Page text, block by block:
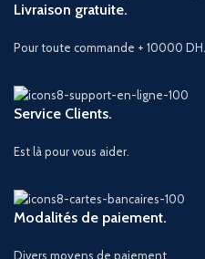
Livraison gratuite.
Pour toute commande + 10000 DH.
Service Clients.
Est là pour vous aider.
Modalités de paiement.
Divers moyens de paiement.